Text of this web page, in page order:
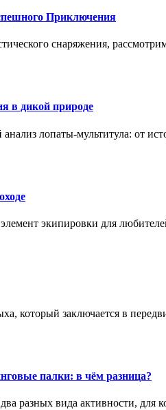
Приключения
снаряжения,
в дикой природе
лопаты-мультитула: от
экипировки для
который заключается в
палки: в чём разница?
разных вида активности, для